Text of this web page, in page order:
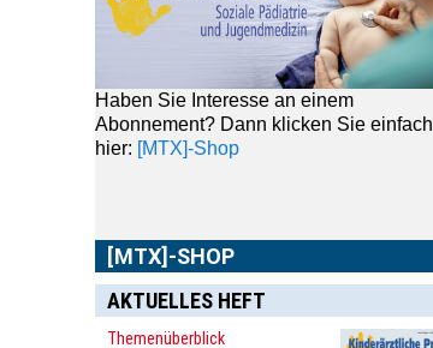
Haben Sie Interesse an einem
Abonnement? Dann klicken Sie einfach
hier: [MTX]-Shop
[MTX]-SHOP
AKTUELLES HEFT
Themenüberblick